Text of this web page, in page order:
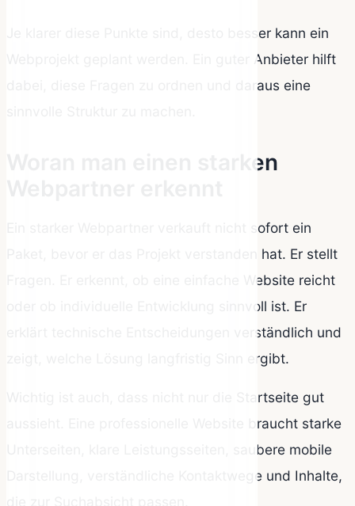
Je klarer diese Punkte sind, desto besser kann ein
Webprojekt geplant werden. Ein guter Anbieter hilft
dabei, diese Fragen zu ordnen und daraus eine
Woran man einen starken
Ein starker Webpartner verkauft nicht sofort ein
Paket, bevor er das Projekt verstanden hat. Er stellt
Fragen. Er erkennt, ob eine einfache Website reicht
oder ob individuelle Entwicklung sinnvoll ist. Er
erklärt technische Entscheidungen verständlich und
zeigt, welche Lösung langfristig Sinn ergibt.
Wichtig ist auch, dass nicht nur die Startseite gut
aussieht. Eine professionelle Website braucht starke
Unterseiten, klare Leistungsseiten, saubere mobile
Darstellung, verständliche Kontaktwege und Inhalte,